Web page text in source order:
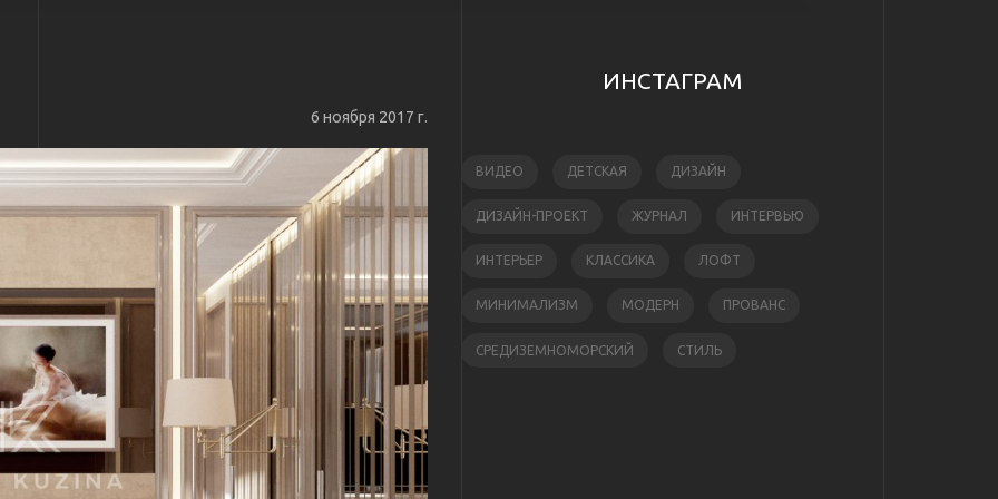
6 ноября 2017 г.
ИНСТАГРАМ
ВИДЕО ДЕТСКАЯ ДИЗАЙН
ДИЗАЙН-ПРОЕКТ ЖУРНАЛ ИНТЕРВЬЮ
ИНТЕРЬЕР КЛАССИКА ЛОФТ
МИНИМАЛИЗМ МОДЕРН ПРОВАНС
СРЕДИЗЕМНОМОРСКИЙ СТИЛЬ